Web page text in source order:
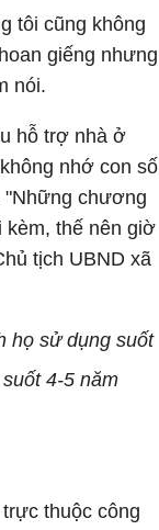
tôi cũng không
giếng nhưng
nói.
hỗ trợ nhà ở
nhớ con số
"Những chương
kèm, thế nên giờ
tịch UBND xã
họ sử dụng suốt
4-5 năm
thuộc công